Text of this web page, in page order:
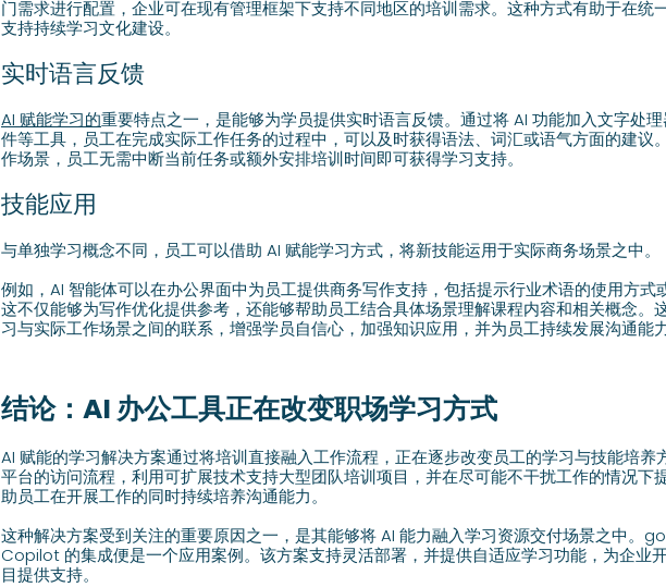
门需求进行配置，企业可在现有管理框架下支持不同地区的培训需求。这种方式有助于在统
支持持续学习文化建设。
实时语言反馈
AI 赋能学习的重要特点之一，是能够为学员提供实时语言反馈。通过将 AI 功能加入文字处
件等工具，员工在完成实际工作任务的过程中，可以及时获得语法、词汇或语气方面的建议
作场景，员工无需中断当前任务或额外安排培训时间即可获得学习支持。
技能应用
与单独学习概念不同，员工可以借助 AI 赋能学习方式，将新技能运用于实际商务场景之中。
例如，AI 智能体可以在办公界面中为员工提供商务写作支持，包括提示行业术语的使用方式
这不仅能够为写作优化提供参考，还能够帮助员工结合具体场景理解课程内容和相关概念。
习与实际工作场景之间的联系，增强学员自信心，加强知识应用，并为员工持续发展沟通能
结论：AI 办公工具正在改变职场学习方式
AI 赋能的学习解决方案通过将培训直接融入工作流程，正在逐步改变员工的学习与技能培养
平台的访问流程，利用可扩展技术支持大型团队培训项目，并在尽可能不干扰工作的情况下
助员工在开展工作的同时持续培养沟通能力。
这种解决方案受到关注的重要原因之一，是其能够将 AI 能力融入学习资源交付场景之中。
Copilot 的集成便是一个应用案例。该方案支持灵活部署，并提供自适应学习功能，为企业
目提供支持。